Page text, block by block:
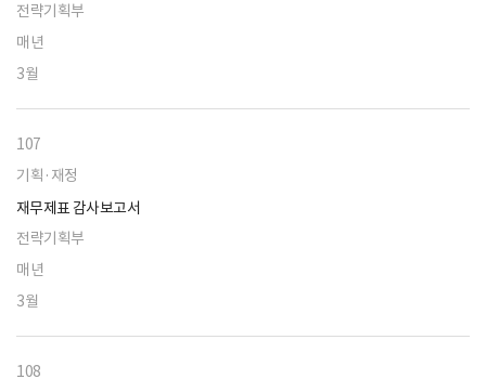
전략기획부
매년
3월
107
기획·재정
재무제표 감사보고서
전략기획부
매년
3월
108